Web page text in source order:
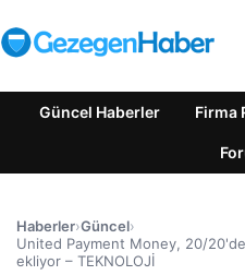
Güncel Haberler Firma
Haberler›Güncel›
United Payment Money, 20/
ekliyor – TEKNOLOJİ